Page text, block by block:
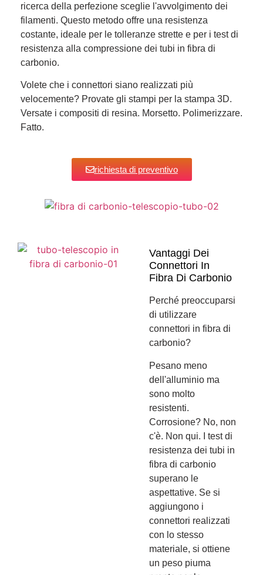
ricerca della perfezione sceglie l'avvolgimento dei
filamenti. Questo metodo offre una resistenza
costante, ideale per le tolleranze strette e per i test di
resistenza alla compressione dei tubi in fibra di
carbonio.
Volete che i connettori siano realizzati più
velocemente? Provate gli stampi per la stampa 3D.
Versate i compositi di resina. Morsetto. Polimerizzare.
Fatto.
richiesta di preventivo
Vantaggi Dei
Connettori In
Fibra Di Carbonio
Perché preoccuparsi
di utilizzare
connettori in fibra di
carbonio?
Pesano meno
dell'alluminio ma
sono molto
resistenti.
Corrosione? No, non
c'è. Non qui. I test di
resistenza dei tubi in
fibra di carbonio
superano le
aspettative. Se si
aggiungono i
connettori realizzati
con lo stesso
materiale, si ottiene
un peso piuma